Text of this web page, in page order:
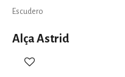
Escudero
Alça Astrid